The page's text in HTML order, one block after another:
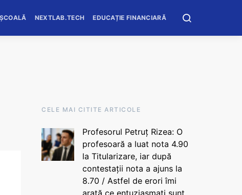
NEXTLAB.TECH EDUCAȚIE FINANCIARĂ
CELE MAI CITITE ARTICOLE
Profesorul Petruț Rizea: O
profesoară a luat nota 4.90
la Titularizare, iar după
contestații nota a ajuns la
8.70 / Astfel de erori îmi
arată ce entuziasmați sunt